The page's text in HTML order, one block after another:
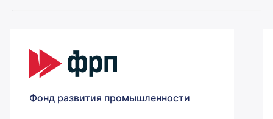
Фонд развития промышленности